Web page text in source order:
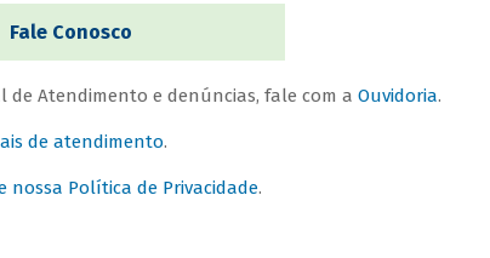
Fale Conosco
de Atendimento e denúncias, fale com a Ouvidoria.
de atendimento.
nossa Política de Privacidade.